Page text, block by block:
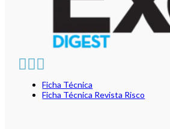
Ficha Técnica
Ficha Técnica Revista Risco